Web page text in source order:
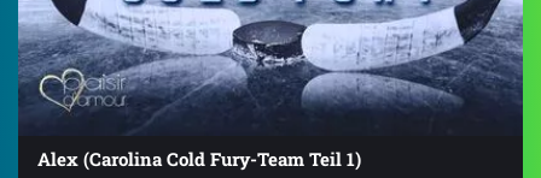
Alex (Carolina Cold Fury-Team Teil 1)